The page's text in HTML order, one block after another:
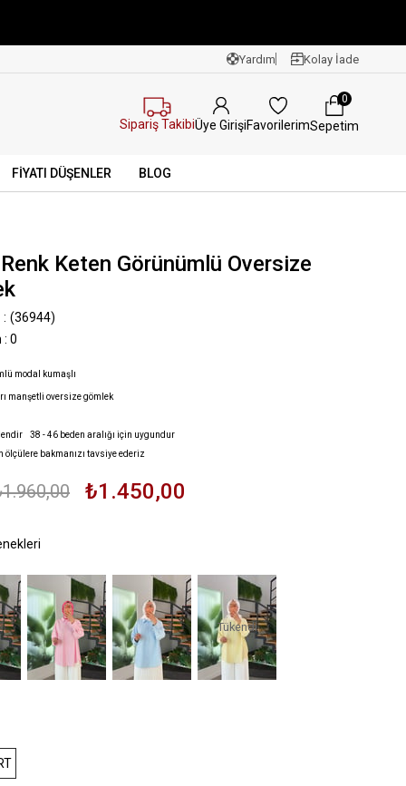
Yardım Kolay İade
Sipariş TakibiÜye GirişiFavorilerimSepetim
0
FİYATI DÜŞENLER BLOG
Keten Görünümlü Oversize
(36944)
: 0
modal kumaşlı
manşetli oversize gömlek
38 - 46 beden aralığı için uygundur
ölçülere bakmanızı tavsiye ederiz
₺1.450,00
Tükendi